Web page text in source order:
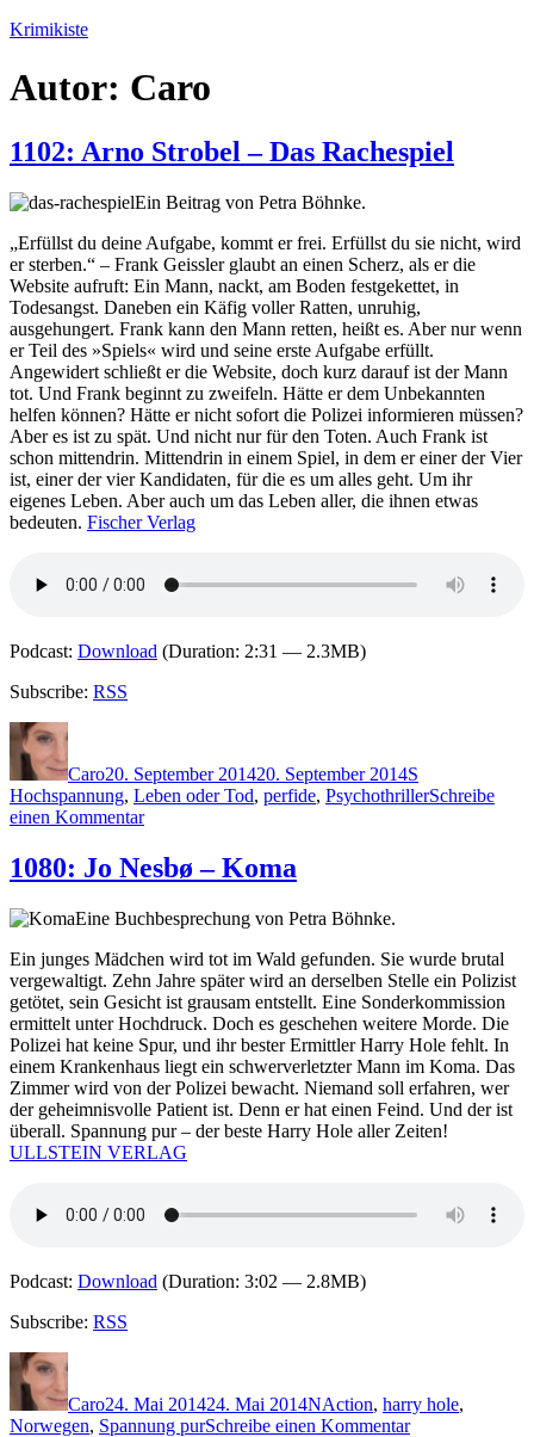
Zum
springen
Krimikiste
Autor: Caro
1102: Arno Strobel – Das Rachespiel
Ein Beitrag von Petra Böhnke.
„Erfüllst du deine Aufgabe, kommt er frei. Erfüllst du sie nicht, wird
er sterben.“ – Frank Geissler glaubt an einen Scherz, als er die
Website aufruft: Ein Mann, nackt, am Boden festgekettet, in
Todesangst. Daneben ein Käfig voller Ratten, unruhig,
ausgehungert. Frank kann den Mann retten, heißt es. Aber nur wenn
er Teil des »Spiels« wird und seine erste Aufgabe erfüllt.
Angewidert schließt er die Website, doch kurz darauf ist der Mann
tot. Und Frank beginnt zu zweifeln. Hätte er dem Unbekannten
helfen können? Hätte er nicht sofort die Polizei informieren müssen?
Aber es ist zu spät. Und nicht nur für den Toten. Auch Frank ist
schon mittendrin. Mittendrin in einem Spiel, in dem er einer der Vier
ist, einer der vier Kandidaten, für die es um alles geht. Um ihr
eigenes Leben. Aber auch um das Leben aller, die ihnen etwas
bedeuten. Fischer Verlag
Podcast: Download (Duration: 2:31 — 2.3MB)
Subscribe: RSS
Autor
Caro20. September 201420. September 2014S
Hochspannung, Leben oder Tod, perfide, PsychothrillerSchreibe
einen Kommentarzu
Arno
Strobel
Das
1080: Jo Nesbø – Koma
Eine Buchbesprechung von Petra Böhnke.
Ein junges Mädchen wird tot im Wald gefunden. Sie wurde brutal
vergewaltigt. Zehn Jahre später wird an derselben Stelle ein Polizist
getötet, sein Gesicht ist grausam entstellt. Eine Sonderkommission
ermittelt unter Hochdruck. Doch es geschehen weitere Morde. Die
Polizei hat keine Spur, und ihr bester Ermittler Harry Hole fehlt. In
einem Krankenhaus liegt ein schwerverletzter Mann im Koma. Das
Zimmer wird von der Polizei bewacht. Niemand soll erfahren, wer
der geheimnisvolle Patient ist. Denn er hat einen Feind. Und der ist
überall. Spannung pur – der beste Harry Hole aller Zeiten!
ULLSTEIN VERLAG
Podcast: Download (Duration: 3:02 — 2.8MB)
Subscribe: RSS
Autor
Caro24. Mai 201424. Mai 2014NAction, harry hole,
Norwegen, Spannung purSchreibe einen Kommentarzu